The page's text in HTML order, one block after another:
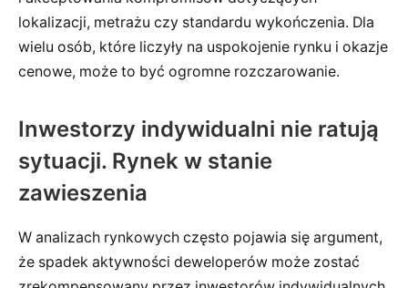
lokalizacji, metrażu czy standardu wykończenia. Dla
wielu osób, które liczyły na uspokojenie rynku i okazje
cenowe, może to być ogromne rozczarowanie.
Inwestorzy indywidualni nie ratują
sytuacji. Rynek w stanie
zawieszenia
W analizach rynkowych często pojawia się argument,
że spadek aktywności deweloperów może zostać